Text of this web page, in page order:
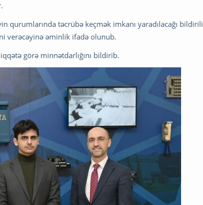
qurumlarında təcrübə keçmək imkanı yaradılacağı
verəcəyinə əminlik ifadə olunub.
görə minnətdarlığını bildirib.